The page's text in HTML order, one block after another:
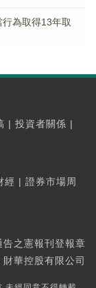
為取得13年取
| 投資者關係 |
經 | 證券市場周
之憲報刊登報章
華控股有限公司